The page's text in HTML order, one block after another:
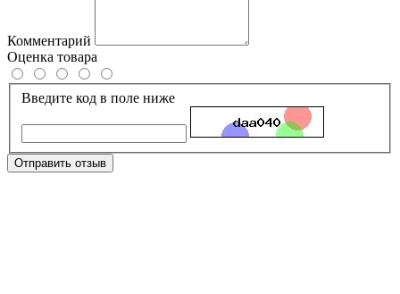
Комментарий
Оценка товара
Введите код в поле ниже
Отправить отзыв